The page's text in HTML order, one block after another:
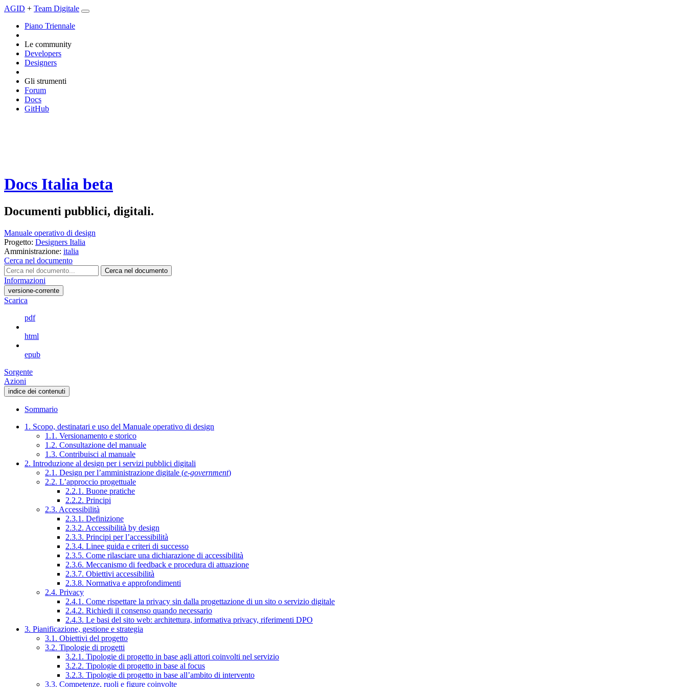
AGID + Team Digitale
Piano Triennale
Le community
Developers
Designers
Gli strumenti
Forum
Docs
GitHub
Docs Italia beta
Documenti pubblici, digitali.
Manuale operativo di design
Progetto: Designers Italia
Amministrazione: italia
Cerca nel documento
Cerca nel documento
Informazioni
versione-corrente
Scarica
pdf
html
epub
Sorgente
Azioni
indice dei contenuti
Sommario
1. Scopo, destinatari e uso del Manuale operativo di design
1.1. Versionamento e storico
1.2. Consultazione del manuale
1.3. Contribuisci al manuale
2. Introduzione al design per i servizi pubblici digitali
2.1. Design per l’amministrazione digitale (e-government)
2.2. L’approccio progettuale
2.2.1. Buone pratiche
2.2.2. Principi
2.3. Accessibilità
2.3.1. Definizione
2.3.2. Accessibilità by design
2.3.3. Principi per l’accessibilità
2.3.4. Linee guida e criteri di successo
2.3.5. Come rilasciare una dichiarazione di accessibilità
2.3.6. Meccanismo di feedback e procedura di attuazione
2.3.7. Obiettivi accessibilità
2.3.8. Normativa e approfondimenti
2.4. Privacy
2.4.1. Come rispettare la privacy sin dalla progettazione di un sito o servizio digitale
2.4.2. Richiedi il consenso quando necessario
2.4.3. Le basi del sito web: architettura, informativa privacy, riferimenti DPO
3. Pianificazione, gestione e strategia
3.1. Obiettivi del progetto
3.2. Tipologie di progetti
3.2.1. Tipologie di progetto in base agli attori coinvolti nel servizio
3.2.2. Tipologie di progetto in base al focus
3.2.3. Tipologie di progetto in base all’ambito di intervento
3.3. Competenze, ruoli e figure coinvolte